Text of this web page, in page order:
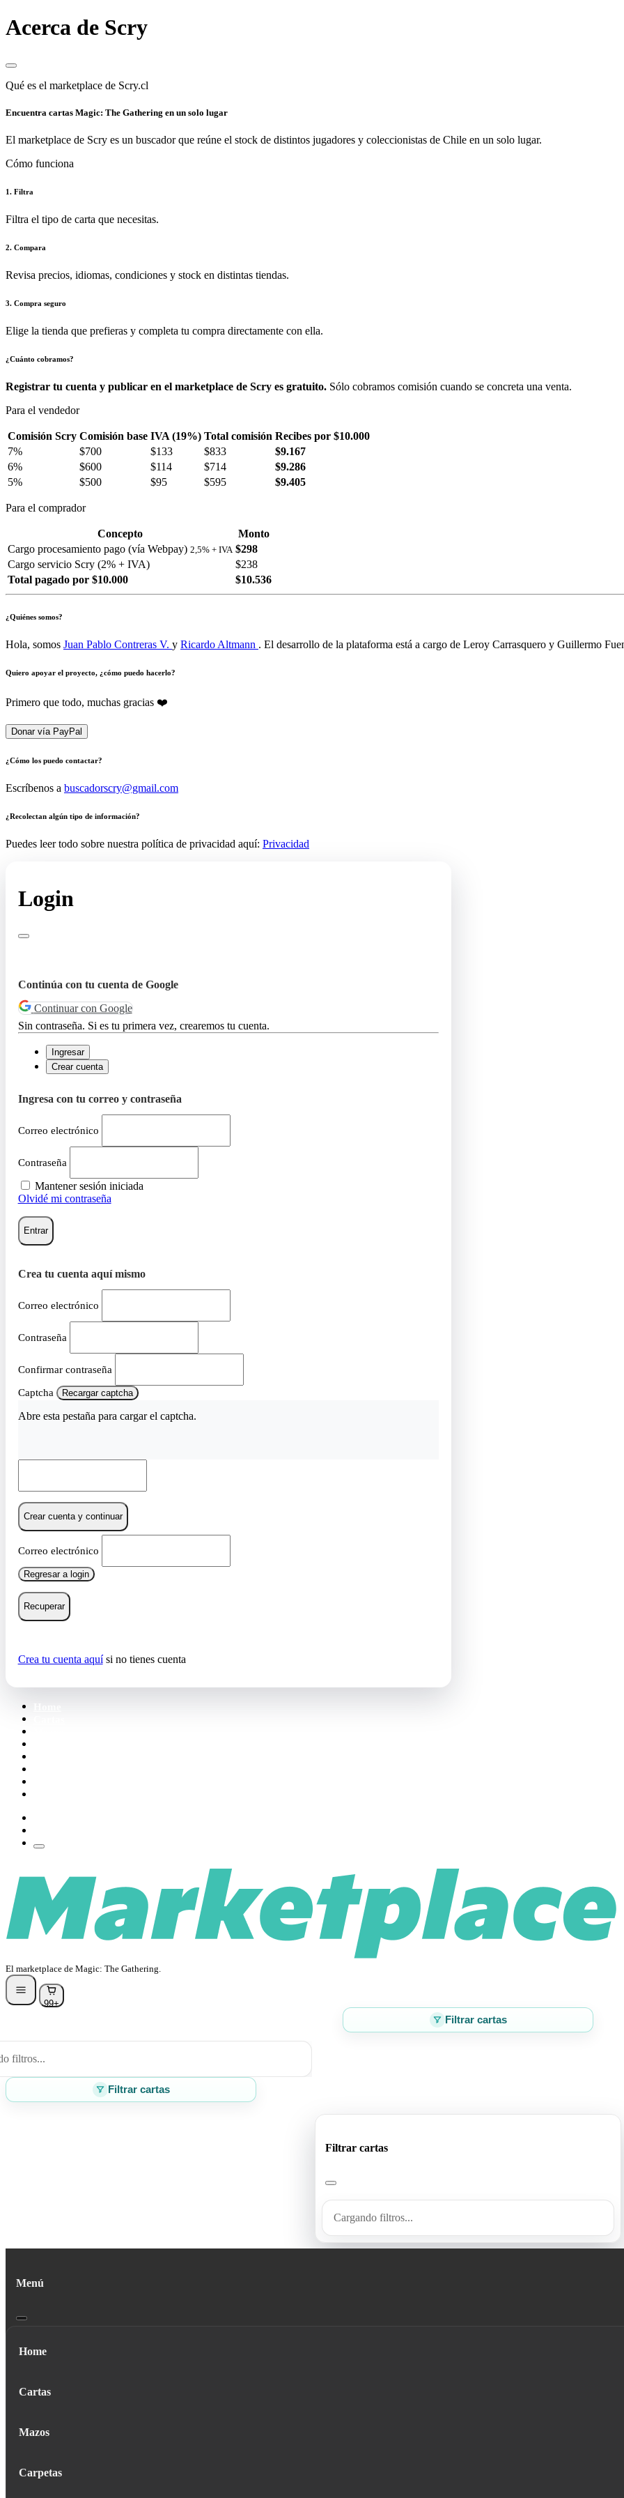
Acerca de Scry
Qué es el marketplace de Scry.cl
Encuentra cartas Magic: The Gathering en un solo lugar
El marketplace de Scry es un buscador que reúne el stock de distintos jugadores y coleccionistas de Chile en un solo lugar.
Cómo funciona
1. Filtra
Filtra el tipo de carta que necesitas.
2. Compara
Revisa precios, idiomas, condiciones y stock en distintas tiendas.
3. Compra seguro
Elige la tienda que prefieras y completa tu compra directamente con ella.
¿Cuánto cobramos?
Registrar tu cuenta y publicar en el marketplace de Scry es gratuito. Sólo cobramos comisión cuando se concreta una venta.
Para el vendedor
Comisión Scry Comisión base IVA (19%) Total comisión Recibes por $10.000
7%
$700 $133 $833
$9.167
6%
$600 $114 $714
$9.286
5%
$500 $95 $595 $9.405
Para el comprador
Concepto
Monto
Cargo procesamiento pago (vía Webpay) 2,5% + IVA $298
Cargo servicio Scry (2% + IVA)
$238
Total pagado por $10.000
$10.536
¿Quiénes somos?
Hola, somos Juan Pablo Contreras V. y Ricardo Altmann . El desarrollo de la plataforma está a cargo de Leroy Carrasquero y Guillermo
Quiero apoyar el proyecto, ¿cómo puedo hacerlo?
Primero que todo, muchas gracias ❤️
Donar vía PayPal
¿Cómo los puedo contactar?
Escríbenos a buscadorscry@gmail.com
¿Recolectan algún tipo de información?
Puedes leer todo sobre nuestra política de privacidad aquí: Privacidad
Login
Continúa con tu cuenta de Google
Continuar con Google
Sin contraseña. Si es tu primera vez, crearemos tu cuenta.
Ingresar
Crear cuenta
Ingresa con tu correo y contraseña
Correo electrónico
Contraseña
Mantener sesión iniciada
Olvidé mi contraseña
Entrar
Crea tu cuenta aquí mismo
Correo electrónico
Contraseña
Confirmar contraseña
Captcha Recargar captcha
Abre esta pestaña para cargar el captcha.
Crear cuenta y continuar
Correo electrónico
Regresar a login
Recuperar
Crea tu cuenta aquísi no tienes cuenta
El marketplace de Magic: The Gathering.
99+
Filtrar cartas
filtros...
Filtrar cartas
Filtrar cartas
Cargando filtros...
Menú
Home
Cartas
Mazos
Carpetas